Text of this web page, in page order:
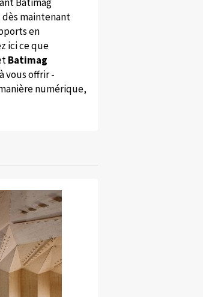
dès maintenant
en
ici ce que
Batimag
vous offrir -
numérique,